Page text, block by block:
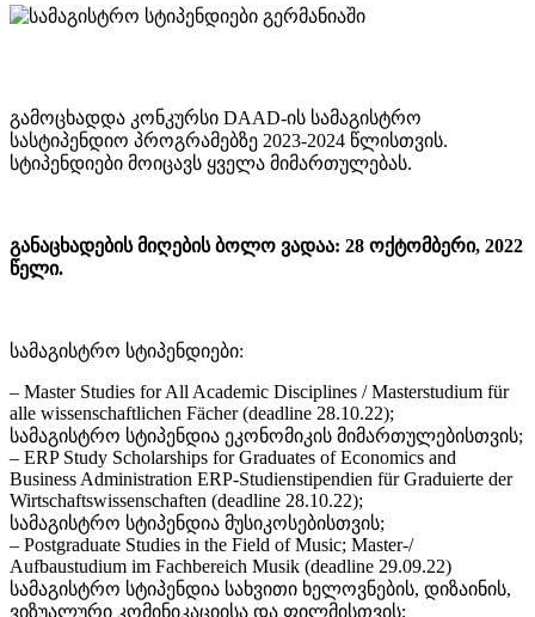
გამოცხადდა კონკურსი DAAD-ის სამაგისტრო
სასტიპენდიო პროგრამებზე 2023-2024 წლისთვის.
სტიპენდიები მოიცავს ყველა მიმართულებას.
განაცხადების მიღების ბოლო ვადაა: 28 ოქტომბერი, 2022
წელი.
სამაგისტრო სტიპენდიები:
– Master Studies for All Academic Disciplines / Masterstudium für
alle wissenschaftlichen Fächer (deadline 28.10.22);
სამაგისტრო სტიპენდია ეკონომიკის მიმართულებისთვის;
– ERP Study Scholarships for Graduates of Economics and
Business Administration ERP-Studienstipendien für Graduierte der
Wirtschaftswissenschaften (deadline 28.10.22);
სამაგისტრო სტიპენდია მუსიკოსებისთვის;
– Postgraduate Studies in the Field of Music; Master-/
Aufbaustudium im Fachbereich Musik (deadline 29.09.22)
სამაგისტრო სტიპენდია სახვითი ხელოვნების, დიზაინის,
ვიზუალური კომინიკაციისა და ფილმისთვის;